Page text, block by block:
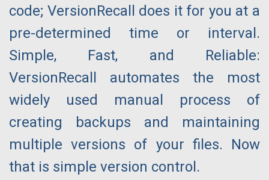
code; VersionRecall does it for you at a
pre-determined time or interval.
Simple, Fast, and Reliable:
VersionRecall automates the most
widely used manual process of
creating backups and maintaining
multiple versions of your files. Now
that is simple version control.